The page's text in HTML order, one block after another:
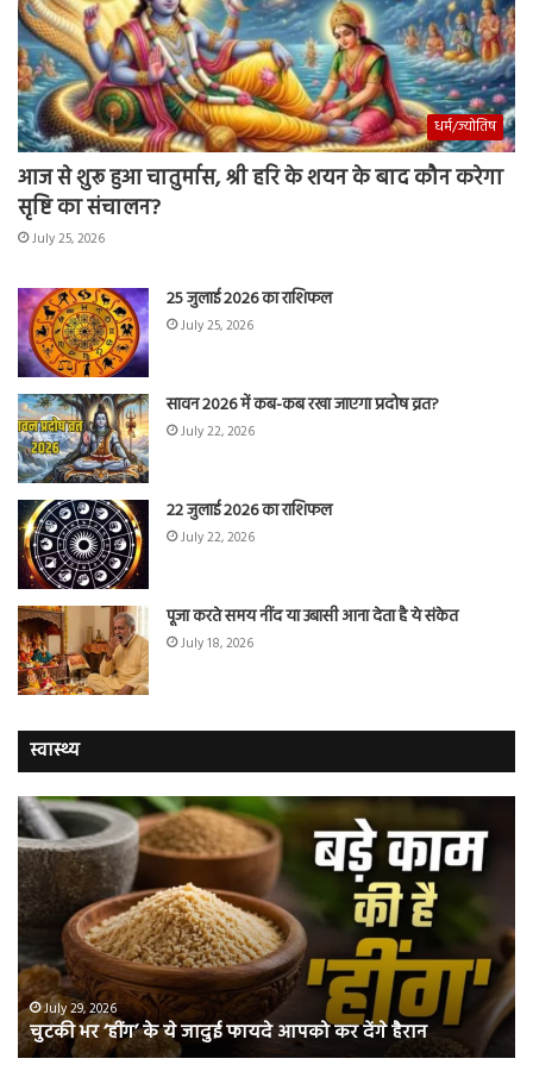
धर्म/ज्योतिष
आज से शुरू हुआ चातुर्मास, श्री हरि के शयन के बाद कौन करेगा
सृष्टि का संचालन?
July 25, 2026
25 जुलाई 2026 का राशिफल
July 25, 2026
सावन 2026 में कब-कब रखा जाएगा प्रदोष व्रत?
July 22, 2026
22 जुलाई 2026 का राशिफल
July 22, 2026
पूजा करते समय नींद या उबासी आना देता है ये संकेत
July 18, 2026
स्वास्थ्य
चुटकी
भर
‘हींग’
के
ये
फायदे
आपको
कर
देंगे
हैरान
July 29, 2026
चुटकी भर ‘हींग’ के ये जादुई फायदे आपको कर देंगे हैरान
भी
हो
हैं